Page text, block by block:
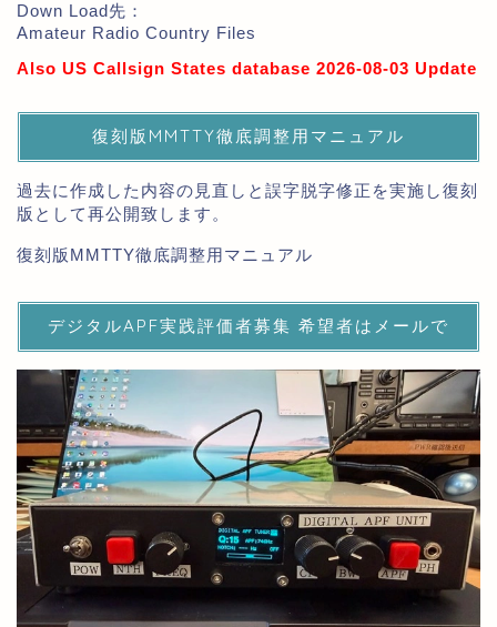
Down Load先：
Amateur Radio Country Files
Also US Callsign States database 2026-08-03 Update
復刻版MMTTY徹底調整用マニュアル
過去に作成した内容の見直しと誤字脱字修正を実施し復刻
版として再公開致します。
復刻版MMTTY徹底調整用マニュアル
デジタルAPF実践評価者募集 希望者はメールで